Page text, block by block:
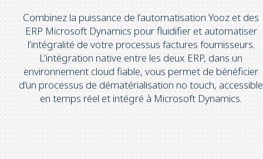
Combinez la puissance de l’automatisation Yooz et des
ERP Microsoft Dynamics pour fluidifier et automatiser
l’intégralité de votre processus factures fournisseurs.
L’intégration native entre les deux ERP, dans un
environnement cloud fiable, vous permet de bénéficier
d’un processus de dématérialisation no touch, accessible
en temps réel et intégré à Microsoft Dynamics.